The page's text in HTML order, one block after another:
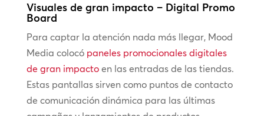
Visuales de gran impacto – Digital Promo
Board
Para captar la atención nada más llegar, Mood
Media colocó paneles promocionales digitales
de gran impactoen las entradas de las tiendas.
Estas pantallas sirven como puntos de contacto
de comunicación dinámica para las últimas